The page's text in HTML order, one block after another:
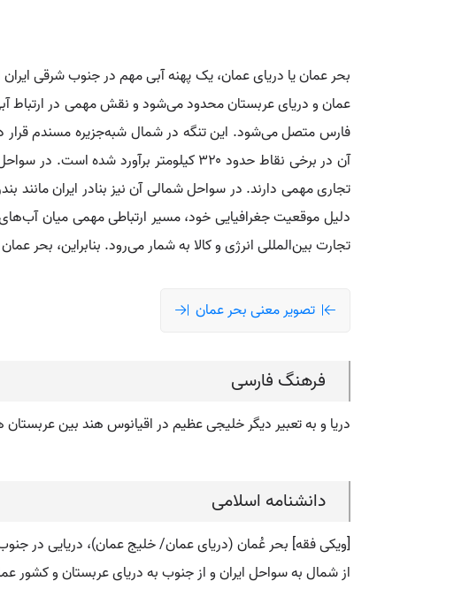
بحر عمان یا دریای عمان، یک پهنه آبی مهم در جنوب شرقی
عمان و دریای عربستان محدود می‌شود و نقش مهمی در ارتباط آبی
آن در برخی نقاط حدود ۳۲۰ کیلومتر
تجاری مهمی دارند. در سواحل شمالی آن نیز بنادر ایران مانند
دلیل موقعیت جغرافیایی خود، مسیر ارتباطی مهمی میان
تجارت بین‌المللی انرژی و کالا به شمار می‌رود. بنابراین،
تصویر معنی بحر عمان
فرهنگ فارسی
دریا و به تعبیر دیگر خلیجی عظیم در اقیانوس هند بین عربستان
دانشنامه اسلامی
[ویکی فقه] بحر عُمان (دریای عمان/ خلیج عمان)، دریایی در
از شمال به سواحل ایران و از جنوب به دریای عربستان و